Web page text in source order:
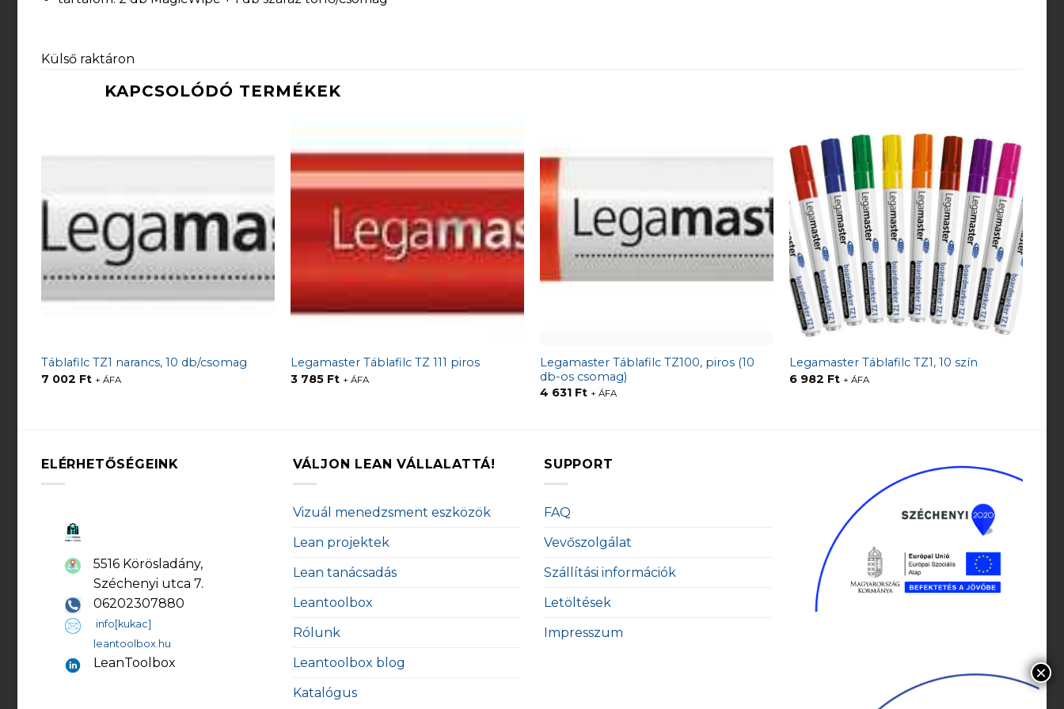
Külső raktáron
KAPCSOLÓDÓ TERMÉKEK
Táblafilc TZ1 narancs, 10 db/csomag
7 002 Ft + ÁFA
Legamaster Táblafilc TZ 111 piros
3 785 Ft + ÁFA
Legamaster Táblafilc TZ100, piros (10
db-os csomag)
4 631 Ft + ÁFA
Legamaster Táblafilc TZ1, 10 szín
6 982 Ft + ÁFA
ELÉRHETŐSÉGEINK
5516 Körösladány,
Széchenyi utca 7.
06202307880
info[kukac]
leantoolbox.hu
LeanToolbox
VÁLJON LEAN VÁLLALATTÁ!
Vizuál menedzsment eszközök
Lean projektek
Lean tanácsadás
Leantoolbox
Rólunk
Leantoolbox blog
Katalógus
SUPPORT
FAQ
Vevőszolgálat
Szállítási információk
Letöltések
Impresszum